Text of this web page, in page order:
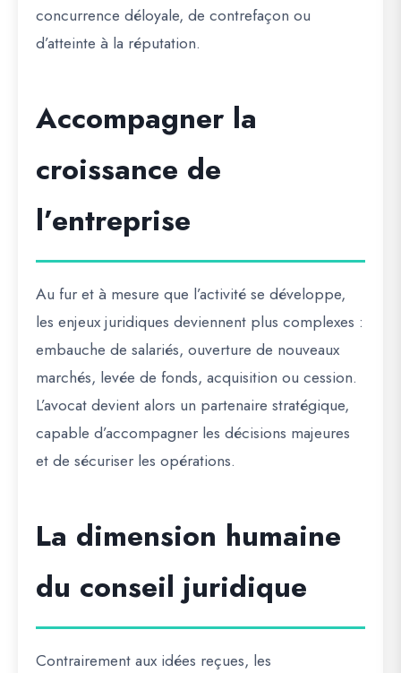
concurrence déloyale, de contrefaçon ou
d’atteinte à la réputation.
Accompagner la
croissance de
l’entreprise
Au fur et à mesure que l’activité se développe,
les enjeux juridiques deviennent plus complexes :
embauche de salariés, ouverture de nouveaux
marchés, levée de fonds, acquisition ou cession.
L’avocat devient alors un partenaire stratégique,
capable d’accompagner les décisions majeures
et de sécuriser les opérations.
La dimension humaine
du conseil juridique
Contrairement aux idées reçues, les